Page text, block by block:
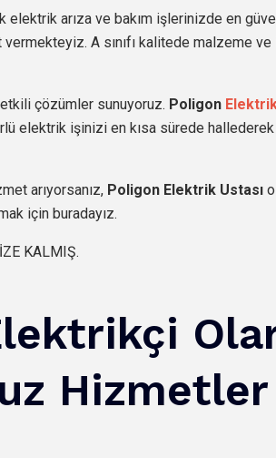
elektrik arıza ve bakım işlerinizde en
A sınıfı kalitede malzeme
çözümler sunuyoruz. Poligon
elektrik işinizi en kısa sürede
arıyorsanız, Poligon Elektrik Ustası
için buradayız.
KALMIŞ.
Hizmetler